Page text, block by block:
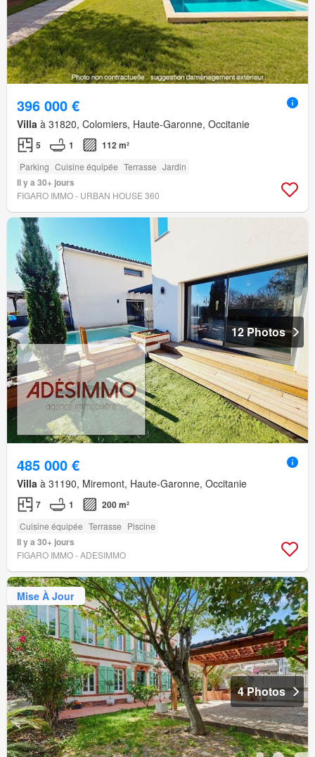
396 000 €
Villa à 31820, Colomiers, Haute-Garonne, Occitanie
5 1 112 m²
Parking Cuisine équipée Terrasse Jardin
Il y a 30+ jours
FIGARO IMMO - URBAN HOUSE 360
12 Photos
485 000 €
Villa à 31190, Miremont, Haute-Garonne, Occitanie
7 1 200 m²
Cuisine équipée Terrasse Piscine
Il y a 30+ jours
FIGARO IMMO - ADESIMMO
Mise À Jour
4 Photos